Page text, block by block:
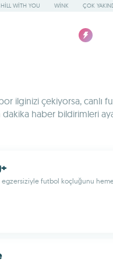
WITH YOU WINK ÇOK
ilginizi çekiyorsa, canlı
haber bildirimleri
futbol koçluğunu